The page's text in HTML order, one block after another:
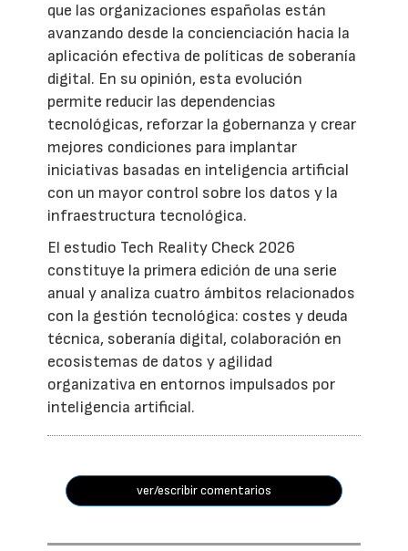
que las organizaciones españolas están
avanzando desde la concienciación hacia la
aplicación efectiva de políticas de soberanía
digital. En su opinión, esta evolución
permite reducir las dependencias
tecnológicas, reforzar la gobernanza y crear
mejores condiciones para implantar
iniciativas basadas en inteligencia artificial
con un mayor control sobre los datos y la
infraestructura tecnológica.
El estudio Tech Reality Check 2026
constituye la primera edición de una serie
anual y analiza cuatro ámbitos relacionados
con la gestión tecnológica: costes y deuda
técnica, soberanía digital, colaboración en
ecosistemas de datos y agilidad
organizativa en entornos impulsados por
inteligencia artificial.
ver/escribir comentarios